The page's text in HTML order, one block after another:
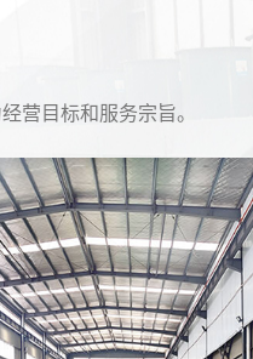
营目标和服务宗旨。